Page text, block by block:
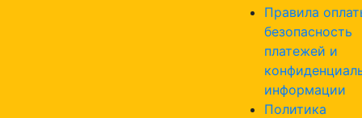
Правила
безопасность
платежей и
информации
Политика